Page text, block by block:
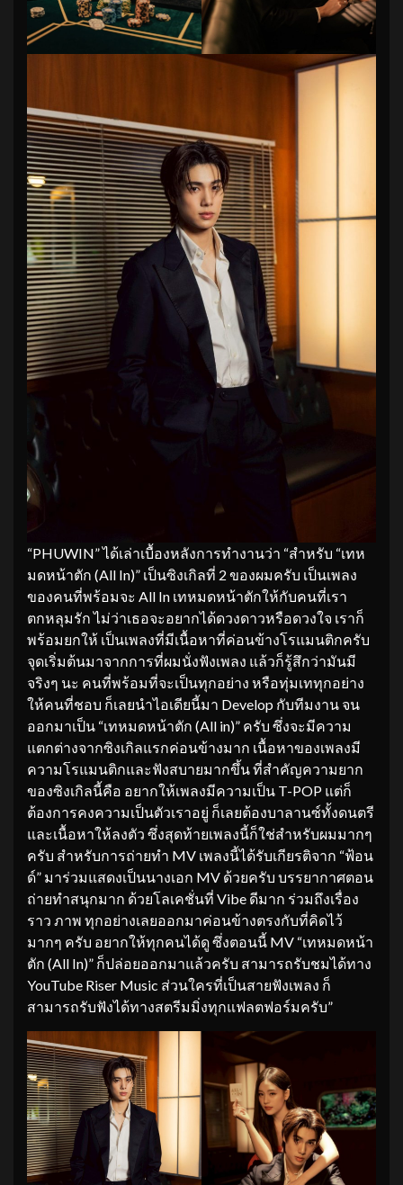
“PHUWIN” ได้เล่าเบื้องหลังการทำงานว่า “สำหรับ “เทห
มดหน้าตัก (All In)” เป็นซิงเกิลที่ 2 ของผมครับ เป็นเพลง
ของคนที่พร้อมจะ All In เทหมดหน้าตักให้กับคนที่เรา
ตกหลุมรัก ไม่ว่าเธอจะอยากได้ดวงดาวหรือดวงใจ เราก็
พร้อมยกให้ เป็นเพลงที่มีเนื้อหาที่ค่อนข้างโรแมนติกครับ
จุดเริ่มต้นมาจากการที่ผมนั่งฟังเพลง แล้วก็รู้สึกว่ามันมี
จริงๆ นะ คนที่พร้อมที่จะเป็นทุกอย่าง หรือทุ่มเททุกอย่าง
ให้คนที่ชอบ ก็เลยนำไอเดียนี้มา Develop กับทีมงาน จน
ออกมาเป็น “เทหมดหน้าตัก (All in)” ครับ ซึ่งจะมีความ
แตกต่างจากซิงเกิลแรกค่อนข้างมาก เนื้อหาของเพลงมี
ความโรแมนติกและฟังสบายมากขึ้น ที่สำคัญความยาก
ของซิงเกิลนี้คือ อยากให้เพลงมีความเป็น T-POP แต่ก็
ต้องการคงความเป็นตัวเราอยู่ ก็เลยต้องบาลานซ์ทั้งดนตรี
และเนื้อหาให้ลงตัว ซึ่งสุดท้ายเพลงนี้ก็ใช่สำหรับผมมากๆ
ครับ สำหรับการถ่ายทำ MV เพลงนี้ได้รับเกียรติจาก “ฟ้อน
ด์” มาร่วมแสดงเป็นนางเอก MV ด้วยครับ บรรยากาศตอน
ถ่ายทำสนุกมาก ด้วยโลเคชั่นที่ Vibe ดีมาก ร่วมถึงเรื่อง
ราว ภาพ ทุกอย่างเลยออกมาค่อนข้างตรงกับที่คิดไว้
มากๆ ครับ อยากให้ทุกคนได้ดู ซึ่งตอนนี้ MV “เทหมดหน้า
ตัก (All In)” ก็ปล่อยออกมาแล้วครับ สามารถรับชมได้ทาง
YouTube Riser Music ส่วนใครที่เป็นสายฟังเพลง ก็
สามารถรับฟังได้ทางสตรีมมิ่งทุกแฟลตฟอร์มครับ”